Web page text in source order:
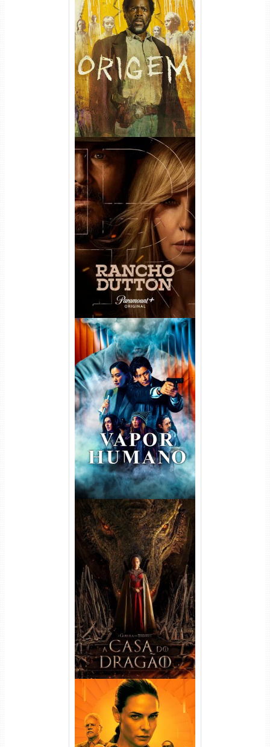
Origem 4ª Temporada Torrent
(2026) WEB-DL 1080p/4K
Dual Áudio
Rancho Dutton 1ª
Temporada Torrent (2026)
WEB-DL 1080p Dual Áudio
Vapor Humano 1ª Temporada
Torrent (2026) WEB-DL 1080p
Dual Áudio
A Casa do Dragão 1ª
Temporada Torrent (2022)
WEB-DL 720p/1080p Dual
Áudio